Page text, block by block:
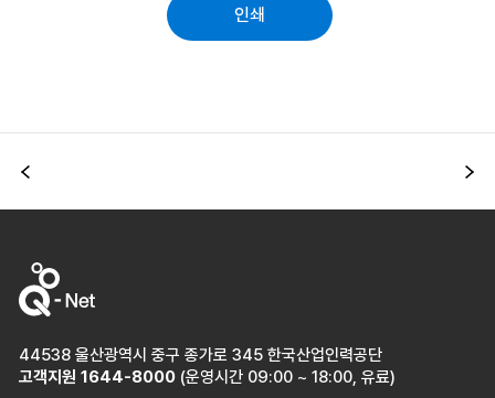
인쇄
이전
44538 울산광역시 중구 종가로 345 한국산업인력공단
고객지원 1644-8000 (운영시간 09:00 ~ 18:00, 유료)